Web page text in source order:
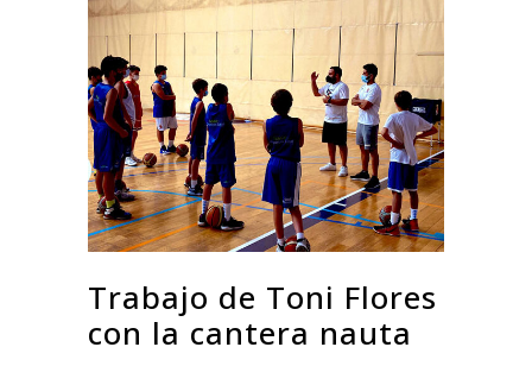
Trabajo de Toni Flores
con la cantera nauta